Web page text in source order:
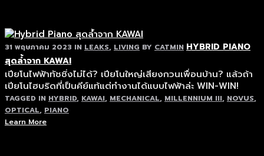
31 พฤษภาคม 2023 IN LEAKS, LIVING BY CATMIN HYBRID PIANO
สุดล้ำจาก KAWAI
เปียโนไฟฟ้าทัชชิ่งไม่ได้? เปียโนใหญ่เสียงกวนเพื่อนบ้าน? แล้วถ้า
เปียโนไฮบริดที่เป็นคีย์แท้แต่ทำงานได้แบบไฟฟ้าล่ะ WIN-WIN!
TAGGED IN HYBRID, KAWAI, MECHANICAL, MILLENNIUM III, NOVUS,
OPTICAL, PIANO
Learn More